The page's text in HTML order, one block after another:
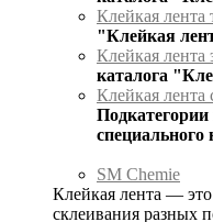
Клейкая лента
"Клейкая
Клейкая лента
каталога
Клейкая лента
специального
SM Chemie
Клейкая лента —
склеивания разных